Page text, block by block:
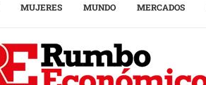
MUJERES MUNDO MERCADOS